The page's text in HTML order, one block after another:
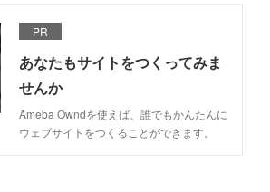
PR
あなたもサイトをつくってみま
せんか
Ameba Owndを使えば、誰でもかんたんに
ウェブサイトをつくることができます。